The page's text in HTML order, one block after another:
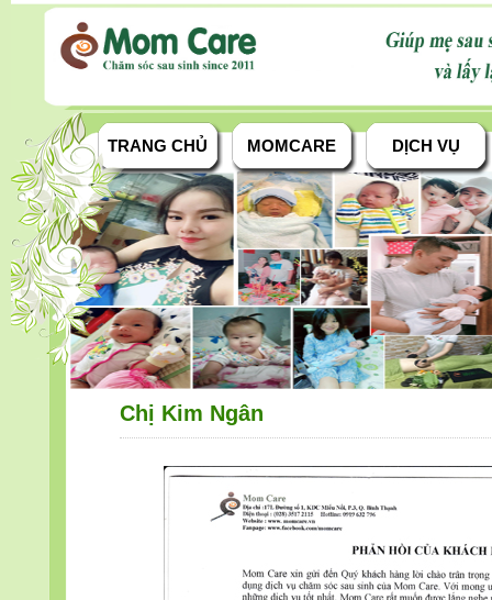
TRANG CHỦ MOMCARE DỊCH VỤ
Chị Kim Ngân